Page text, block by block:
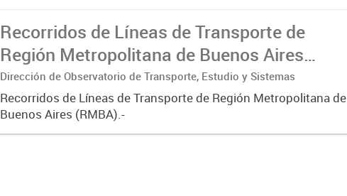
Recorridos de Líneas de Transporte de
Región Metropolitana de Buenos Aires
(RMBA)
Dirección de Observatorio de Transporte, Estudio y Sistemas
Recorridos de Líneas de Transporte de Región Metropolitana de
Buenos Aires (RMBA).-